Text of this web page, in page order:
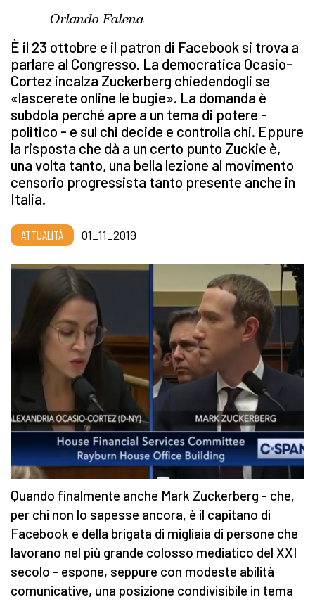
Orlando Falena
È il 23 ottobre e il patron di Facebook si trova a
parlare al Congresso. La democratica Ocasio-
Cortez incalza Zuckerberg chiedendogli se
«lascerete online le bugie». La domanda è
subdola perché apre a un tema di potere -
politico - e sul chi decide e controlla chi. Eppure
la risposta che dà a un certo punto Zuckie è,
una volta tanto, una bella lezione al movimento
censorio progressista tanto presente anche in
Italia.
ATTUALITÀ 01_11_2019
Quando finalmente anche Mark Zuckerberg - che,
per chi non lo sapesse ancora, è il capitano di
Facebook e della brigata di migliaia di persone che
lavorano nel più grande colosso mediatico del XXI
secolo - espone, seppure con modeste abilità
comunicative, una posizione condivisibile in tema